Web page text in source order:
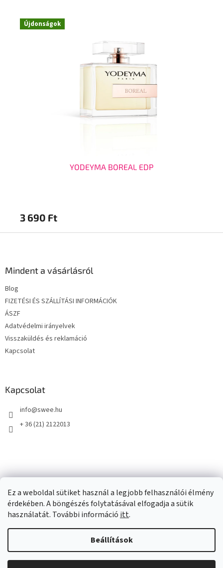
Ez a weboldal sütiket használ a legjobb felhasználói élmény
érdekében. A böngészés folytatásával elfogadja a sütik
használatát. További információ itt.
Beállítások
Újdonságok
YODEYMA BOREAL EDP
3 690 Ft
Mindent a vásárlásról
Blog
FIZETÉSI ÉS SZÁLLÍTÁSI INFORMÁCIÓK
ÁSZF
Adatvédelmi irányelvek
Visszaküldés és reklamáció
Kapcsolat
Kapcsolat
info@swee.hu
+ 36 (21) 2122013
Shoptet készítette